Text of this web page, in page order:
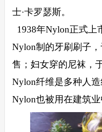
士·卡罗瑟斯。
1938年Nylon正式上
Nylon制的牙刷刷子
售；妇女穿的尼袜，
Nylon纤维是多种人
Nylon也被用在建筑业